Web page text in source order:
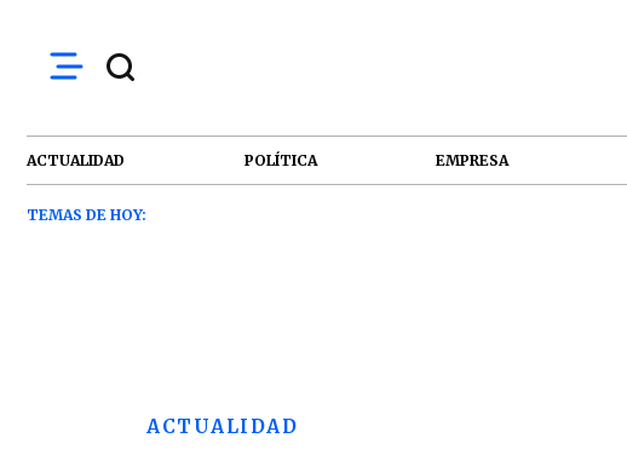
ACTUALIDAD POLÍTICA EMPRESA
TEMAS DE HOY:
ACTUALIDAD